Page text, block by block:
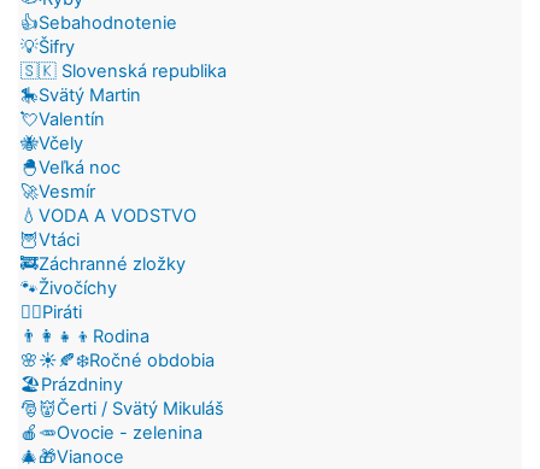
👍Sebahodnotenie
💡Šifry
🇸🇰 Slovenská republika
🎠Svätý Martin
💘Valentín
🐝Včely
🐣Veľká noc
🚀Vesmír
💧VODA A VODSTVO
🦉Vtáci
🚒Záchranné zložky
🐾Živočíchy
🏴‍☠️Piráti
👨‍👩‍👧‍👦Rodina
🌸☀️🍂❄️Ročné obdobia
🏖️Prázdniny
🎅👹Čerti / Svätý Mikuláš
🍎🥕Ovocie - zelenina
🎄🎁Vianoce